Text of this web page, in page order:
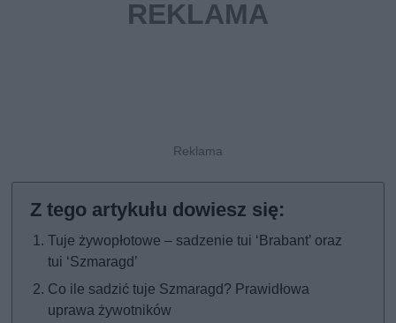
Tuje żywopłotowe – sadzenie tui ‘Brabant’ oraz
tui ‘Szmaragd’
Co ile sadzić tuje Szmaragd? Prawidłowa
uprawa żywotników